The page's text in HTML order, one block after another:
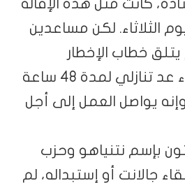
كانت مثل هذه الإقالة
الثلاثاء. لكن مساعدين
يتلق خطاب الإخطار
المطلوب رسميا لبدء عد تنازلي لمدة 48 ساعة
يواصل العمل إلى أجل
بإسم نتنياهو وحزب
جالانت أو إستبداله، لم